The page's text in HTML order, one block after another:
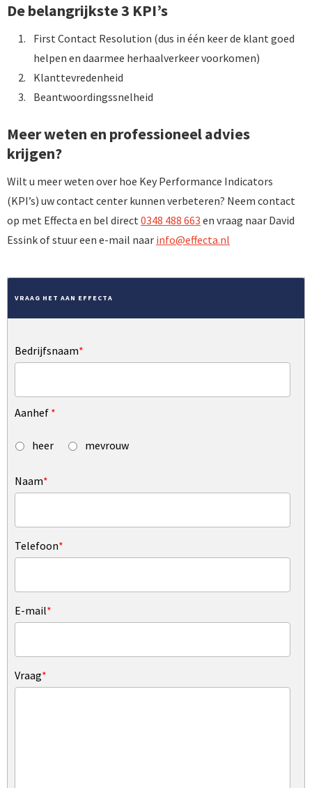
De belangrijkste 3 KPI’s
First Contact Resolution (dus in één keer de klant goed
helpen en daarmee herhaalverkeer voorkomen)
Klanttevredenheid
Beantwoordingssnelheid
Meer weten en professioneel advies
krijgen?
Wilt u meer weten over hoe Key Performance Indicators
(KPI’s) uw contact center kunnen verbeteren? Neem contact
op met Effecta en bel direct0348 488 663 en vraag naar David
Essink of stuur een e-mail naar info@effecta.nl
VRAAG HET AAN EFFECTA
Bedrijfsnaam*
Aanhef *
heer mevrouw
Naam*
Telefoon*
E-mail*
Vraag*